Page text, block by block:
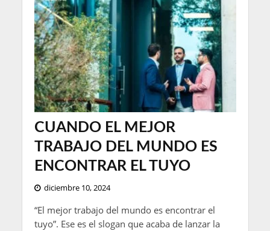
CUANDO EL MEJOR
TRABAJO DEL MUNDO ES
ENCONTRAR EL TUYO
diciembre 10, 2024
“El mejor trabajo del mundo es encontrar el
tuyo”. Ese es el slogan que acaba de lanzar la